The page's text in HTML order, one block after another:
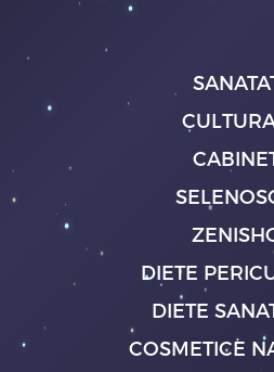
DIETE
DIETE
COSMETICE